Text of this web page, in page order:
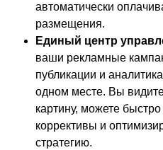
автоматически
размещения.
Единый центр
ваши рекламные
публикации и
одном месте. Вы
картину, можете быстро
коррективы и
стратегию.